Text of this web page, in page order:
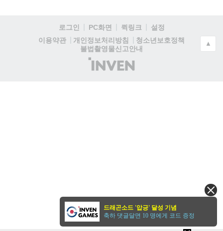
로그인 PC화면 퀵링크
설정
이용약관
개인정보처리방침
청소년보호정책
불법촬영물신고안내
(주)
인
▲
드래곤소드 '압긍' 달성 기념
축하 댓글달면 10 명에게 코드 증정